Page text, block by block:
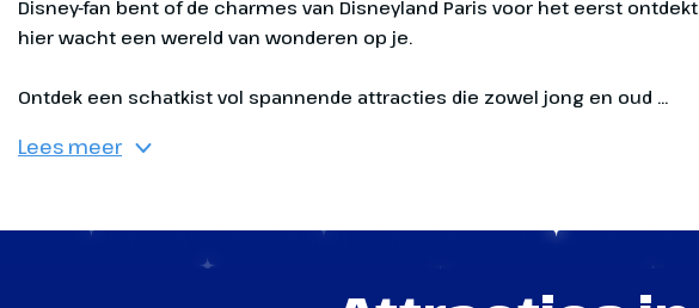
Ontdek een schatkist vol spannende attracties die zowel jong en oud ...
Lees meer